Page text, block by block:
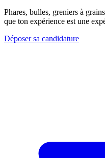
Phares, bulles, greniers à
que ton expérience est une
Déposer sa candidature